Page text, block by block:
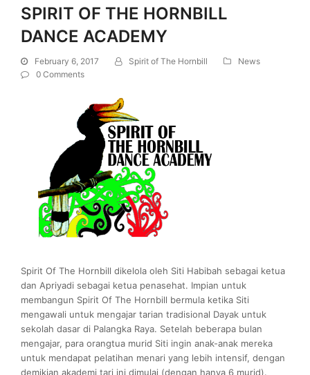
SPIRIT OF THE HORNBILL
DANCE ACADEMY
February 6, 2017 Spirit of The Hornbill
News
0 Comments
Spirit Of The Hornbill dikelola oleh Siti Habibah sebagai ketua
dan Apriyadi sebagai ketua penasehat. Impian untuk
membangun Spirit Of The Hornbill bermula ketika Siti
mengawali untuk mengajar tarian tradisional Dayak untuk
sekolah dasar di Palangka Raya. Setelah beberapa bulan
mengajar, para orangtua murid Siti ingin anak-anak mereka
untuk mendapat pelatihan menari yang lebih intensif, dengan
demikian akademi tari ini dimulai (dengan hanya 6 murid).